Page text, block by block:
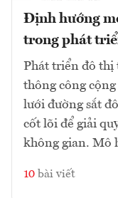
Định hướng
trong phát
Phát triển đô thị
thông công
lưới đường sắt
cốt lõi để giải
không gian. Mô
10 bài viết